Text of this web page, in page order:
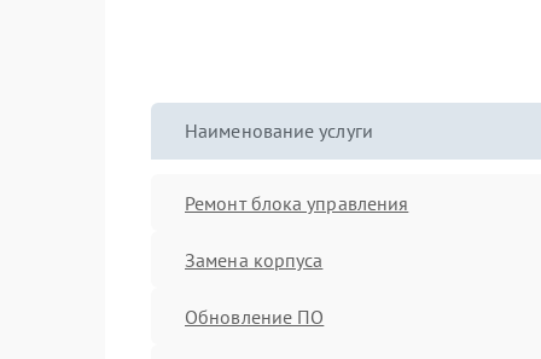
Наименование услуги
Ремонт блока управления
Замена корпуса
Обновление ПО